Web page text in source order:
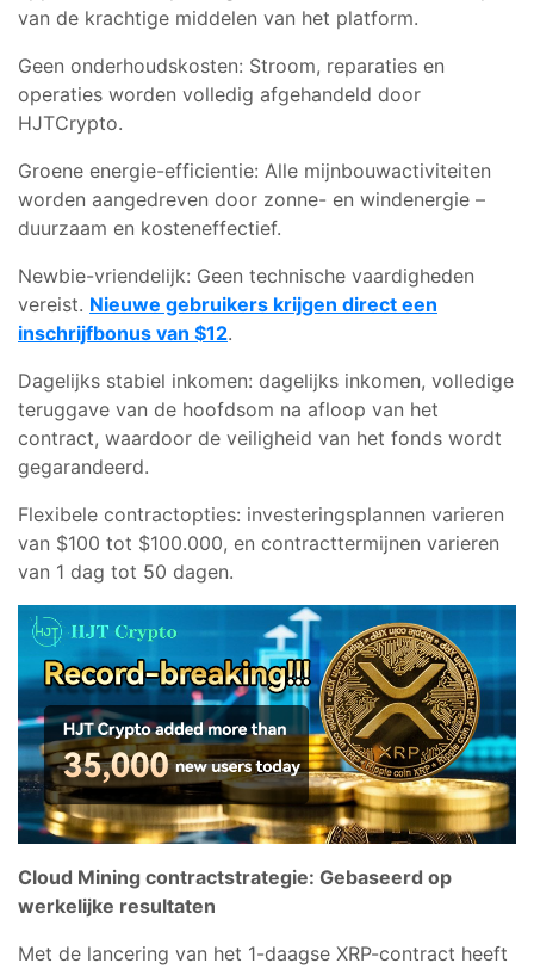
van de krachtige middelen van het platform.
Geen onderhoudskosten: Stroom, reparaties en
operaties worden volledig afgehandeld door
HJTCrypto.
Groene energie-efficientie: Alle mijnbouwactiviteiten
worden aangedreven door zonne- en windenergie –
duurzaam en kosteneffectief.
Newbie-vriendelijk: Geen technische vaardigheden
vereist. Nieuwe gebruikers krijgen direct een
inschrijfbonus van $12.
Dagelijks stabiel inkomen: dagelijks inkomen, volledige
teruggave van de hoofdsom na afloop van het
contract, waardoor de veiligheid van het fonds wordt
gegarandeerd.
Flexibele contractopties: investeringsplannen varieren
van $100 tot $100.000, en contracttermijnen varieren
van 1 dag tot 50 dagen.
Cloud Mining contractstrategie: Gebaseerd op
werkelijke resultaten
Met de lancering van het 1-daagse XRP-contract heeft